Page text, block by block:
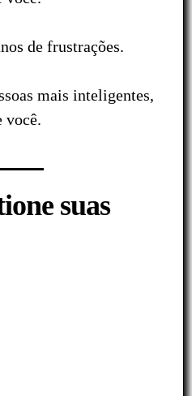
de frustrações.
mais inteligentes,
você.
suas